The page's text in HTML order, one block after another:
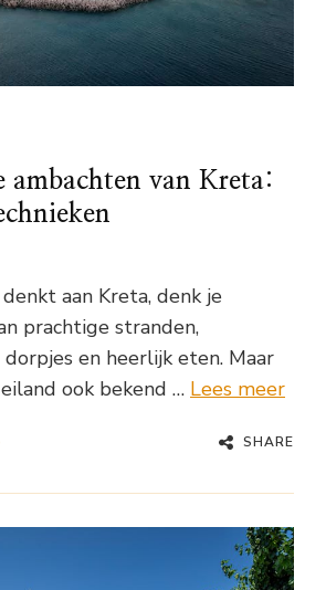
ambachten van Kreta:
aan Kreta, denk je
prachtige stranden,
en heerlijk eten. Maar
ook bekend … Lees meer
SHARE